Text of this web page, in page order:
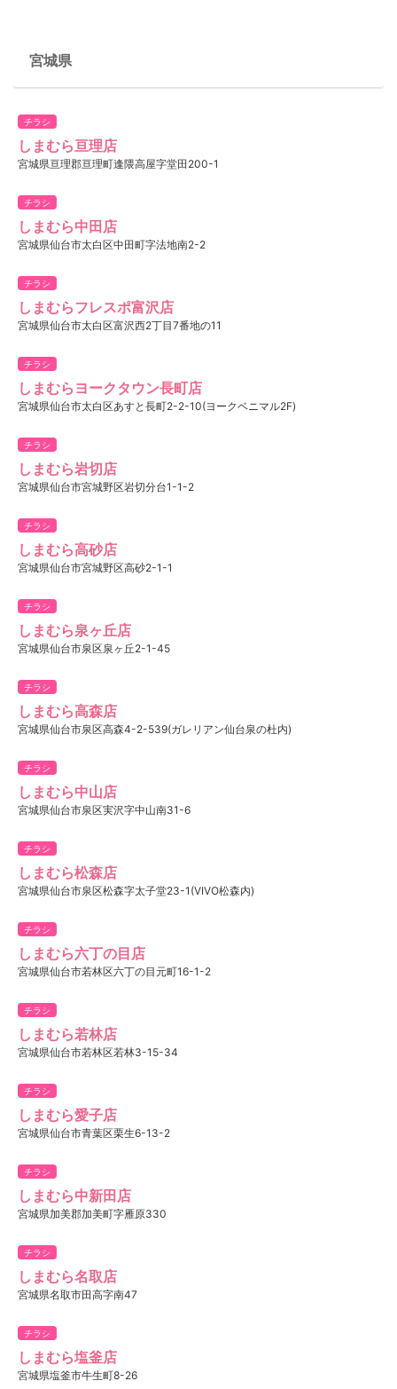
宮城県
チラシ
しまむら亘理店
宮城県亘理郡亘理町逢隈高屋字堂田200-1
チラシ
しまむら中田店
宮城県仙台市太白区中田町字法地南2-2
チラシ
しまむらフレスポ富沢店
宮城県仙台市太白区富沢西2丁目7番地の11
チラシ
しまむらヨークタウン長町店
宮城県仙台市太白区あすと長町2-2-10(ヨークベニマル2F)
チラシ
しまむら岩切店
宮城県仙台市宮城野区岩切分台1-1-2
チラシ
しまむら高砂店
宮城県仙台市宮城野区高砂2-1-1
チラシ
しまむら泉ヶ丘店
宮城県仙台市泉区泉ヶ丘2-1-45
チラシ
しまむら高森店
宮城県仙台市泉区高森4-2-539(ガレリアン仙台泉の杜内)
チラシ
しまむら中山店
宮城県仙台市泉区実沢字中山南31-6
チラシ
しまむら松森店
宮城県仙台市泉区松森字太子堂23-1(VIVO松森内)
チラシ
しまむら六丁の目店
宮城県仙台市若林区六丁の目元町16-1-2
チラシ
しまむら若林店
宮城県仙台市若林区若林3-15-34
チラシ
しまむら愛子店
宮城県仙台市青葉区栗生6-13-2
チラシ
しまむら中新田店
宮城県加美郡加美町字雁原330
チラシ
しまむら名取店
宮城県名取市田高字南47
チラシ
しまむら塩釜店
宮城県塩釜市牛生町8-26